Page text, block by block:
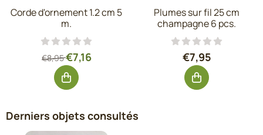
Corde d'ornement 1.2 cm 5
m.
Par8,95 pour 7,16, hors TVA : 5,92
€8,95€7,16
Plumes sur fil 25 cm
champagne 6 pcs.
Prix: 7,95, hors
€7,95
Derniers objets consultés